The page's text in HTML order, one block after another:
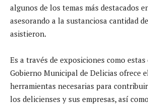
algunos de los temas más destacados
asesorando a la sustanciosa cantidad
asistieron.
Es a través de exposiciones como
Gobierno Municipal de Delicias ofrece
herramientas necesarias para
los delicienses y sus empresas, así